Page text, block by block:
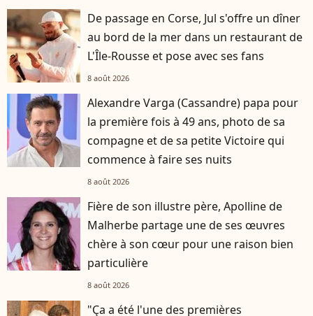
De passage en Corse, Jul s'offre un dîner
au bord de la mer dans un restaurant de
L'Île-Rousse et pose avec ses fans
8 août 2026
Alexandre Varga (Cassandre) papa pour
la première fois à 49 ans, photo de sa
compagne et de sa petite Victoire qui
commence à faire ses nuits
8 août 2026
Fière de son illustre père, Apolline de
Malherbe partage une de ses œuvres
chère à son cœur pour une raison bien
particulière
8 août 2026
"Ça a été l'une des premières